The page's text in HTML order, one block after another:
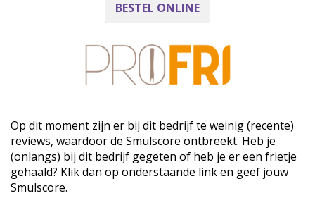
BESTEL ONLINE
Op dit moment zijn er bij dit bedrijf te weinig (recente)
reviews, waardoor de Smulscore ontbreekt. Heb je
(onlangs) bij dit bedrijf gegeten of heb je er een frietje
gehaald? Klik dan op onderstaande link en geef jouw
Smulscore.